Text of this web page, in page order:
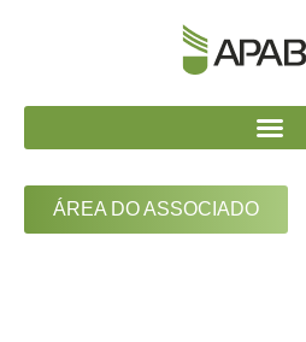
ÁREA DO ASSOCIADO